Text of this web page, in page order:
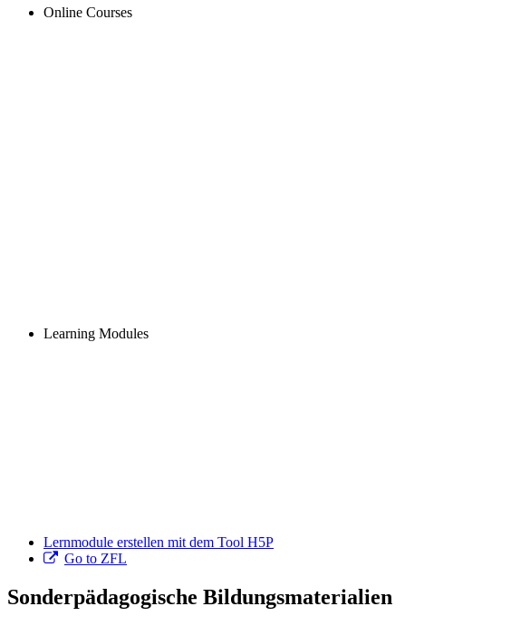
Online Courses
Learning Modules
Lernmodule erstellen mit dem Tool H5P
Go to ZFL
Sonderpädagogische Bildungsmaterialien